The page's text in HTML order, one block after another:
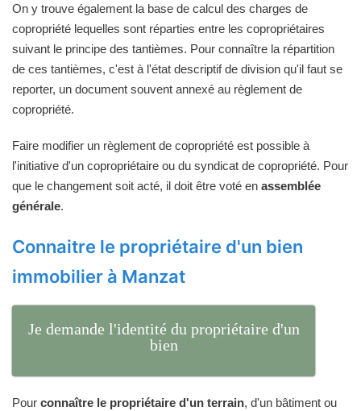
On y trouve également la base de calcul des charges de
copropriété lequelles sont réparties entre les copropriétaires
suivant le principe des tantièmes. Pour connaître la répartition
de ces tantièmes, c'est à l'état descriptif de division qu'il faut se
reporter, un document souvent annexé au règlement de
copropriété.
Faire modifier un règlement de copropriété est possible à
l'initiative d'un copropriétaire ou du syndicat de copropriété. Pour
que le changement soit acté, il doit être voté en assemblée
générale.
Connaitre le propriétaire d'un bien
immobilier à Manzat
Je demande l'identité du propriétaire d'un
bien
Pour connaître le propriétaire d'un terrain, d'un bâtiment ou